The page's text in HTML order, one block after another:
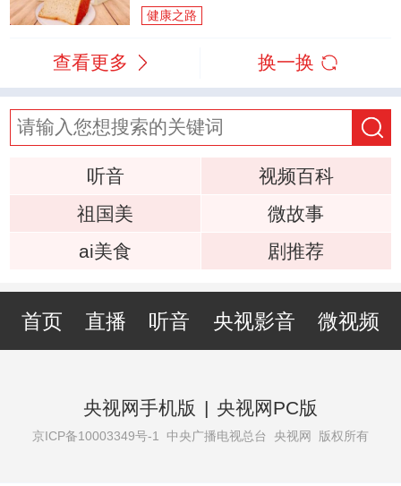
健康之路
查看更多 换一换
听音
视频百科
祖国美
微故事
ai美食
剧推荐
首页 直播 听音 央视影音 微视频
央视网手机版 | 央视网PC版
京ICP备10003349号-1 中央广播电视总台 央视网 版权所有